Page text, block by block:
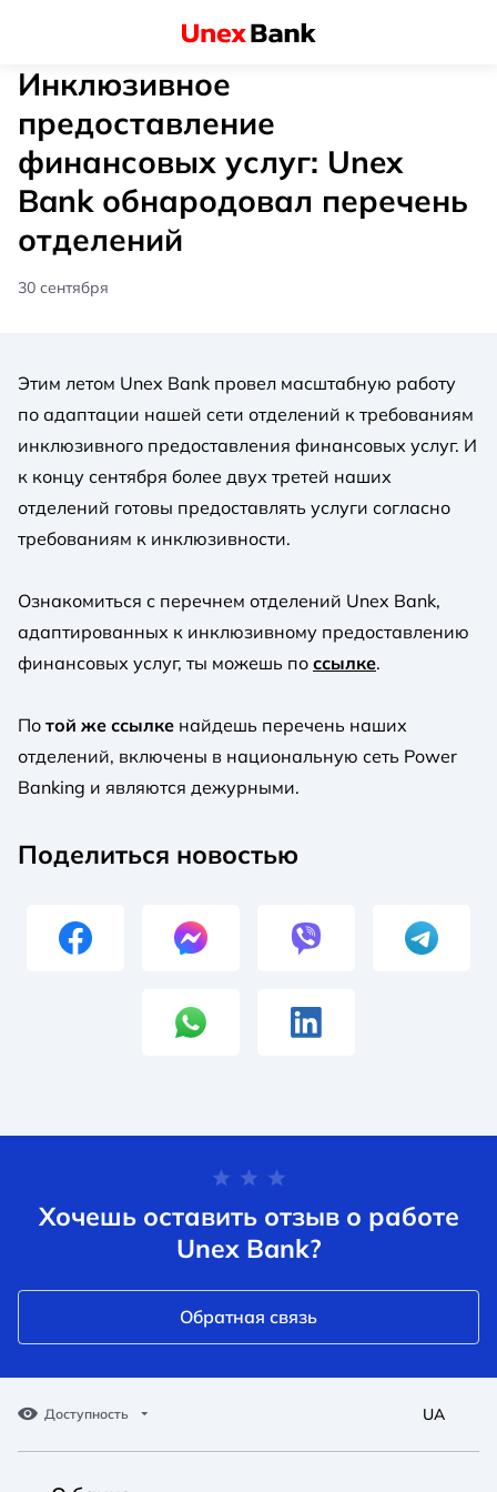
Инклюзивное
предоставление
финансовых услуг: Unex
Bank обнародовал перечень
отделений
30 сентября
Этим летом Unex Bank провел масштабную работу
по адаптации нашей сети отделений к требованиям
инклюзивного предоставления финансовых услуг. И
к концу сентября более двух третей наших
отделений готовы предоставлять услуги согласно
требованиям к инклюзивности.
Ознакомиться с перечнем отделений Unex Bank,
адаптированных к инклюзивному предоставлению
финансовых услуг, ты можешь по ссылке.
По той же ссылке найдешь перечень наших
отделений, включены в национальную сеть Power
Banking и являются дежурными.
Поделиться новостью
Хочешь оставить отзыв о работе
Unex Bank?
Обратная связь
Доступность UA